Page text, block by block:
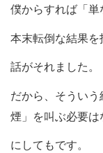
僕からすれば「単
本末転倒な結果を
話がそれました。
だから、そうい
煙」を叫ぶ必要は
にしてもです。